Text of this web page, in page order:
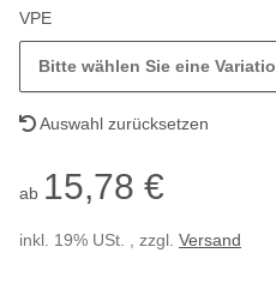
VPE
Bitte wählen Sie eine
Auswahl zurücksetzen
ab 15,78 €
inkl. 19% USt. , zzgl. Versand